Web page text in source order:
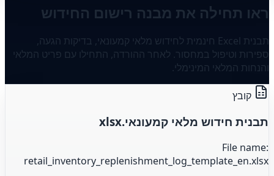
ראו תחילה את מבנה רישום החידוש
תבנית Excel חינמית לחידוש מלאי קמעונאי, בדיקות הגעה,
ספירות וטיפול במחסור. לאחר ההורדה, התחילו עם פריט המלאי
והנחות המלאי המינימלי.
קובץ
תבנית חידוש מלאי קמעונאי.xlsx
File name:
retail_inventory_replenishment_log_template_en.xlsx